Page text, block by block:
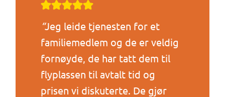
“Jeg leide tjenesten for et
familiemedlem og de er veldig
fornøyde, de har tatt dem til
flyplassen til avtalt tid og
prisen vi diskuterte. De gjør